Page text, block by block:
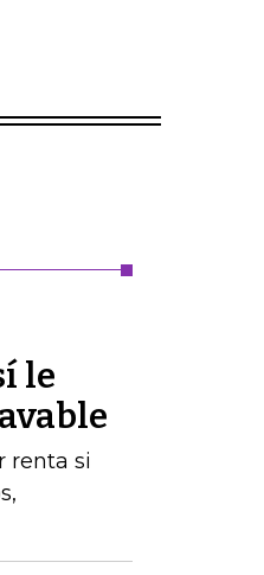
le
renta si